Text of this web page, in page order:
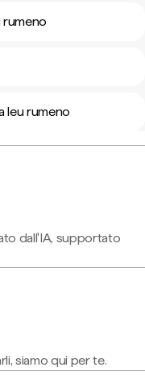
rumeno
leu rumeno
dall'IA, supportato
siamo qui per te.